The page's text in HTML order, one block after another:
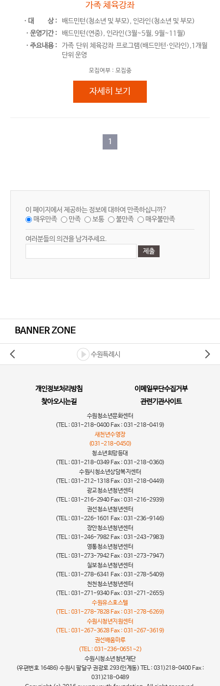
가족 체육강좌
ㆍ대 상 :
배드민턴(청소년 및 부모), 인라인(청소년 및 부모)
ㆍ운영기간 :
배드민턴(연중), 인라인(3월~5월, 9월~11월)
ㆍ주요내용 :
가족 단위 체육강좌 프로그램(배드민턴·인라인),1개월
단위 운영
모집여부 : 모집중
가족 체육강좌
자세히 보기
1
이 페이지에서 제공하는 정보에 대하여 만족하십니까?
매우만족
만족 보통 불만족 매우불만족
여러분들의 의견을 남겨주세요.
BANNER ZONE
수원특례시
개인정보처리방침
이메일무단수집거부
찾아오시는길
관련기관사이트
수원청소년문화센터
(TEL : 031-218-0400 Fax : 031-218-0419)
새천년수영장
(031-218-0450)
청소년희망등대
(TEL : 031-218-0349 Fax : 031-218-0360)
수원시청소년상담복지센터
(TEL : 031-212-1318 Fax : 031-218-0449)
광교청소년청년센터
(TEL : 031-216-2940 Fax : 031-216-2939)
권선청소년청년센터
(TEL : 031-226-1601 Fax : 031-236-9146)
장안청소년청년센터
(TEL : 031-246-7982 Fax : 031-243-7983)
영통청소년청년센터
(TEL : 031-273-7942 Fax : 031-273-7947)
칠보청소년청년센터
(TEL : 031-278-6341 Fax : 031-278-5409)
천천청소년청년센터
(TEL : 031-271-9340 Fax : 031-271-2655)
수원유스호스텔
(TEL : 031-278-7828 Fax : 031-278-6269)
수원시청년지원센터
(TEL : 031-267-3628 Fax : 031-267-3619)
권선배움마루
(TEL : 031-236-0651~2)
수원시청소년청년재단
(우편번호 16486) 수원시 팔달구 권광로 293(인계동) TEL : 031)218-0400 Fax :
031)218-0489